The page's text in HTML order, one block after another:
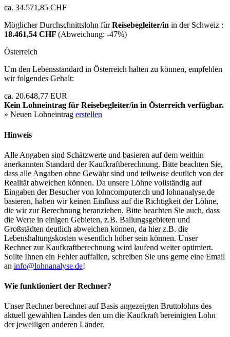
ca. 34.571,85 CHF
Möglicher Durchschnittslohn fürReisebegleiter/in in der Schweiz :
18.461,54 CHF (Abweichung: -47%)
Österreich
Um den Lebensstandard in Österreich halten zu können, empfehlen
wir folgendes Gehalt:
ca. 20.648,77 EUR
Kein Lohneintrag für Reisebegleiter/in in Österreich verfügbar.
» Neuen Lohneintrag erstellen
Hinweis
Alle Angaben sind Schätzwerte und basieren auf dem weithin
anerkannten Standard der Kaufkraftberechnung. Bitte beachten Sie,
dass alle Angaben ohne Gewähr sind und teilweise deutlich von der
Realität abweichen können. Da unsere Löhne vollständig auf
Eingaben der Besucher von lohncomputer.ch und lohnanalyse.de
basieren, haben wir keinen Einfluss auf die Richtigkeit der Löhne,
die wir zur Berechnung heranziehen. Bitte beachten Sie auch, dass
die Werte in einigen Gebieten, z.B. Ballungsgebieten und
Großstädten deutlich abweichen können, da hier z.B. die
Lebenshaltungskosten wesentlich höher sein können. Unser
Rechner zur Kaufkraftberechnung wird laufend weiter optimiert.
Sollte Ihnen ein Fehler auffallen, schreiben Sie uns gerne eine Email
an info@lohnanalyse.de!
Wie funktioniert der Rechner?
Unser Rechner berechnet auf Basis angezeigten Bruttolohns des
aktuell gewählten Landes den um die Kaufkraft bereinigten Lohn
der jeweiligen anderen Länder.